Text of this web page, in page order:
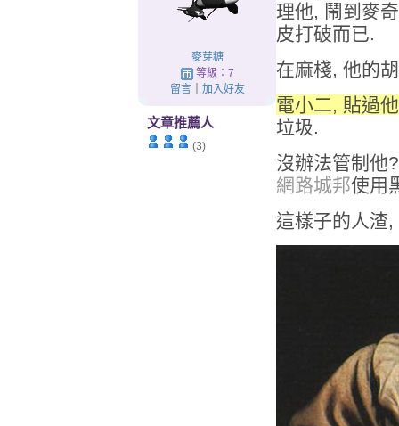
麥芽糖
等級：7
留言｜ 加入好友
文章推薦人
(3)
理他, 鬧到麥
皮打破而已.
在麻棧, 他的
電小二, 貼過
垃圾.
沒辦法管制他
網路城邦使用
這樣子的人渣